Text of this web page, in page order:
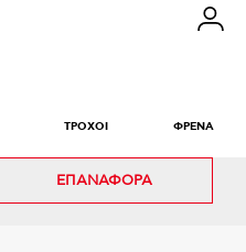
ΤΡΟΧΟΙ ΦΡΕΝΑ
ΕΠΑΝΑΦΟΡΑ